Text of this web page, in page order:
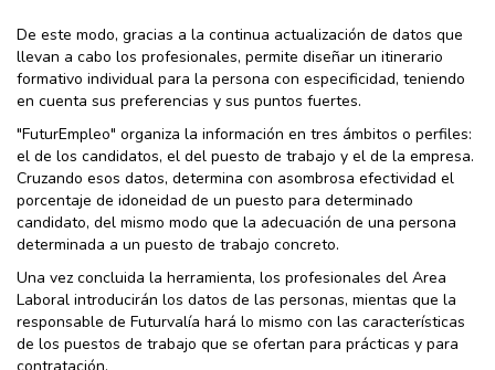
De este modo, gracias a la continua actualización de datos que
llevan a cabo los profesionales, permite diseñar un itinerario
formativo individual para la persona con especificidad, teniendo
en cuenta sus preferencias y sus puntos fuertes.
"FuturEmpleo" organiza la información en tres ámbitos o perfiles:
el de los candidatos, el del puesto de trabajo y el de la empresa.
Cruzando esos datos, determina con asombrosa efectividad el
porcentaje de idoneidad de un puesto para determinado
candidato, del mismo modo que la adecuación de una persona
determinada a un puesto de trabajo concreto.
Una vez concluida la herramienta, los profesionales del Area
Laboral introducirán los datos de las personas, mientas que la
responsable de Futurvalía hará lo mismo con las características
de los puestos de trabajo que se ofertan para prácticas y para
contratación.